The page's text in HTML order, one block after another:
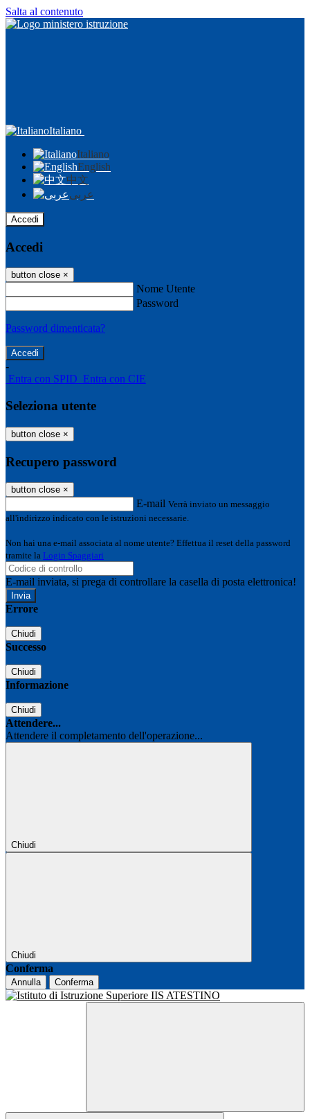
Salta al contenuto
Italiano
Italiano
English
中文
عربى
Accedi
Accedi
button close ×
Nome Utente
Password
Password dimenticata?
-
Entra con SPID Entra con CIE
Seleziona utente
button close ×
Recupero password
button close ×
E-mail Verrà inviato un messaggio
all'indirizzo indicato con le istruzioni necessarie.
Non hai una e-mail associata al nome utente? Effettua il reset della password
tramite la Login Spaggiari
E-mail inviata, si prega di controllare la casella di posta elettronica!
Errore
Chiudi
Successo
Chiudi
Informazione
Chiudi
Attendere...
Attendere il completamento dell'operazione...
Chiudi
Chiudi
Conferma
Annulla Conferma